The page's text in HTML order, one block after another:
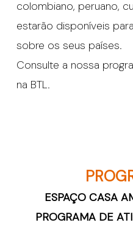
colombiano, peruano,
estarão disponíveis
sobre os seus países.
Consulte a nossa
na BTL.
ESPAÇO CASA
PROGRAMA DE